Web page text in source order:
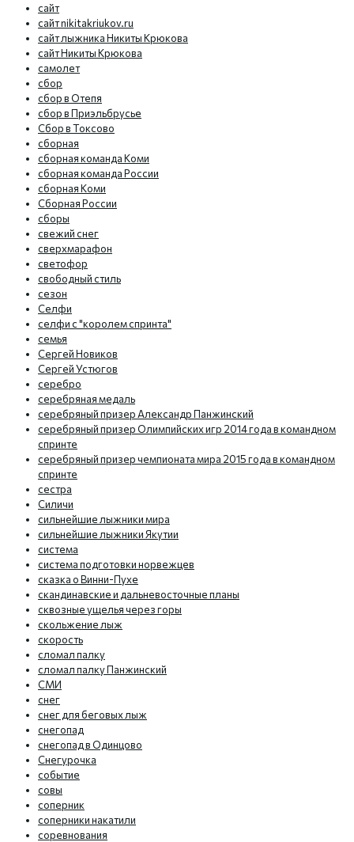
сайт
сайт nikitakriukov.ru
сайт лыжника Никиты Крюкова
сайт Никиты Крюкова
самолет
сбор
сбор в Отепя
сбор в Приэльбрусье
Сбор в Токсово
сборная
сборная команда Коми
сборная команда России
сборная Коми
Сборная России
сборы
свежий снег
сверхмарафон
светофор
свободный стиль
сезон
Селфи
селфи с "королем спринта"
семья
Сергей Новиков
Сергей Устюгов
серебро
серебряная медаль
серебряный призер Александр Панжинский
серебряный призер Олимпийских игр 2014 года в командном
спринте
серебряный призер чемпионата мира 2015 года в командном
спринте
сестра
Силичи
сильнейшие лыжники мира
сильнейшие лыжники Якутии
система
система подготовки норвежцев
сказка о Винни-Пухе
скандинавские и дальневосточные планы
сквозные ущелья через горы
скольжение лыж
скорость
сломал палку
сломал палку Панжинский
СМИ
снег
снег для беговых лыж
снегопад
снегопад в Одинцово
Снегурочка
событие
совы
соперник
соперники накатили
соревнования